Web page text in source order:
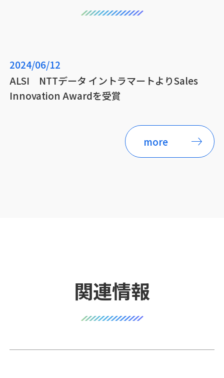
2024/06/12
ALSI NTTデータ イントラマートよりSales
Innovation Awardを受賞
more
関連情報